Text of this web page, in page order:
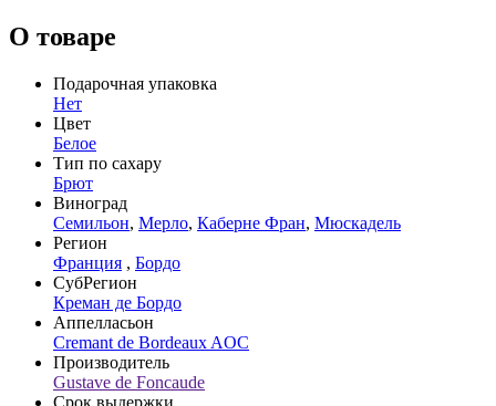
О товаре
Подарочная упаковка
Нет
Цвет
Белое
Тип по сахару
Брют
Виноград
Семильон, Мерло, Каберне Фран, Мюскадель
Регион
Франция , Бордо
СубРегион
Креман де Бордо
Аппелласьон
Cremant de Bordeaux AOC
Производитель
Gustave de Foncaude
Срок выдержки